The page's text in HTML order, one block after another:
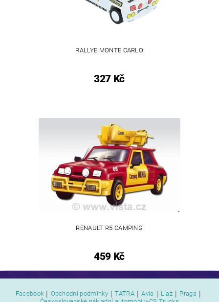
RALLYE MONTE CARLO
327 Kč
RENAULT R5 CAMPING
459 Kč
Facebook | Obchodní podmínky | TATRA | Avia | Liaz | Praga |